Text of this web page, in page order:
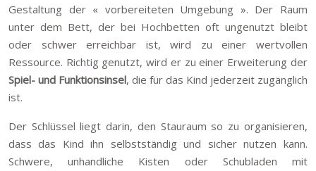
Gestaltung der « vorbereiteten Umgebung ». Der Raum
unter dem Bett, der bei Hochbetten oft ungenutzt bleibt
oder schwer erreichbar ist, wird zu einer wertvollen
Ressource. Richtig genutzt, wird er zu einer Erweiterung der
Spiel- und Funktionsinsel, die für das Kind jederzeit zugänglich
ist.
Der Schlüssel liegt darin, den Stauraum so zu organisieren,
dass das Kind ihn selbstständig und sicher nutzen kann.
Schwere, unhandliche Kisten oder Schubladen mit